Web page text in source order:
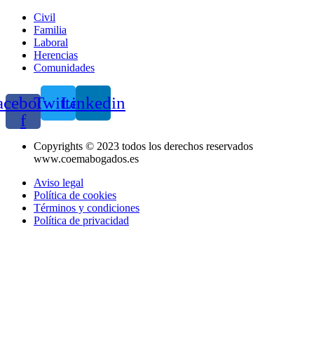
Civil
Familia
Laboral
Herencias
Comunidades
f
TwitterLinkedin
Copyrights © 2023 todos los derechos reservados
www.coemabogados.es
Aviso legal
Política de cookies
Términos y condiciones
Política de privacidad